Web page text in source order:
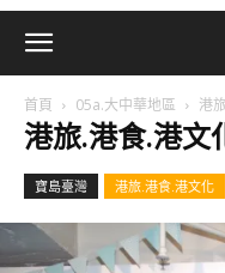
首頁 05a.大中華地區 港
港旅.港食.港文
寶島臺灣 港旅.港食.港文化